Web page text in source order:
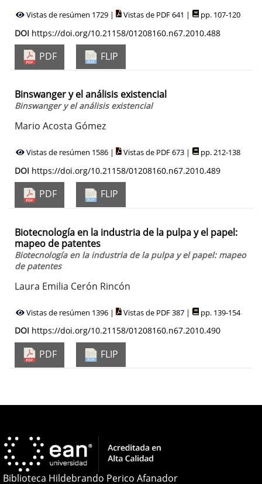
Vistas de resúmen 1729 | Vistas de PDF 641 | pp. 107-120
DOI https://doi.org/10.21158/01208160.n67.2010.488
PDF FLIP
Binswanger y el análisis existencial
Binswanger y el análisis existencial
Mario Acosta Gómez
Vistas de resúmen 1586 | Vistas de PDF 673 | pp. 212-138
DOI https://doi.org/10.21158/01208160.n67.2010.489
PDF FLIP
Biotecnología en la industria de la pulpa y el papel:
mapeo de patentes
Biotecnología en la industria de la pulpa y el papel: mapeo
de patentes
Laura Emilia Cerón Rincón
Vistas de resúmen 1396 | Vistas de PDF 387 | pp. 139-154
DOI https://doi.org/10.21158/01208160.n67.2010.490
PDF FLIP
Biblioteca Hildebrando Perico Afanador